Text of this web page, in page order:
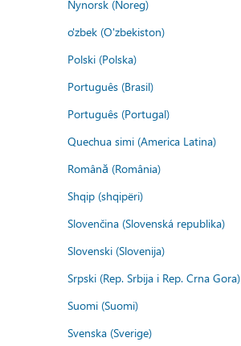
Nynorsk (Noreg)
o'zbek (O'zbekiston)
Polski (Polska)
Português (Brasil)
Português (Portugal)
Quechua simi (America Latina)
Română (România)
Shqip (shqipëri)
Slovenčina (Slovenská republika)
Slovenski (Slovenija)
Srpski (Rep. Srbija i Rep. Crna Gora)
Suomi (Suomi)
Svenska (Sverige)